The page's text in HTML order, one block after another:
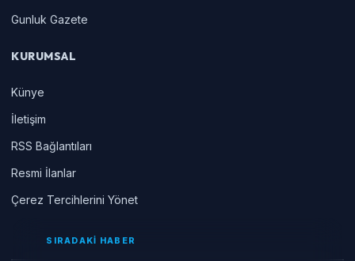
Gunluk Gazete
KURUMSAL
Künye
İletişim
RSS Bağlantıları
Resmi İlanlar
Çerez Tercihlerini Yönet
SIRADAKİ HABER